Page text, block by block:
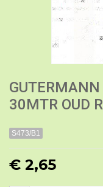
GUTERMANN
30MTR OUD
S473/B1
€ 2,65